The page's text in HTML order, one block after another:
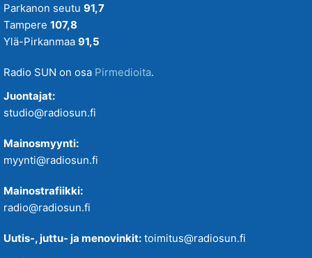
Parkanon seutu 91,7
Tampere 107,8
Ylä-Pirkanmaa 91,5
Radio SUN on osa Pirmedioita.
Juontajat:
studio@radiosun.fi
Mainosmyynti:
myynti@radiosun.fi
Mainostrafiikki:
radio@radiosun.fi
Uutis-, juttu- ja menovinkit: toimitus@radiosun.fi